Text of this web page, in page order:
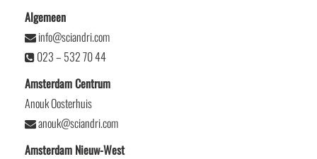
Algemeen
info@sciandri.com
023 – 532 70 44
Amsterdam Centrum
Anouk Oosterhuis
anouk@sciandri.com
Amsterdam Nieuw-West